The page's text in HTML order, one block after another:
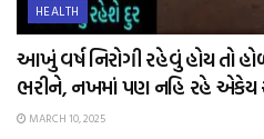
HEALTH
આખું વર્ષ નિરોગી રહેવું હોય તો
ભરીને, નખમાં પણ નહિ રહે એકેય
MARCH 10, 2025